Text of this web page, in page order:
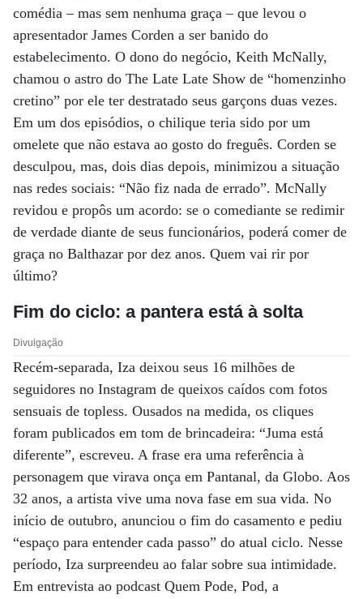
comédia – mas sem nenhuma graça – que levou o
apresentador James Corden a ser banido do
estabelecimento. O dono do negócio, Keith McNally,
chamou o astro do The Late Late Show de “homenzinho
cretino” por ele ter destratado seus garçons duas vezes.
Em um dos episódios, o chilique teria sido por um
omelete que não estava ao gosto do freguês. Corden se
desculpou, mas, dois dias depois, minimizou a situação
nas redes sociais: “Não fiz nada de errado”. McNally
revidou e propôs um acordo: se o comediante se redimir
de verdade diante de seus funcionários, poderá comer de
graça no Balthazar por dez anos. Quem vai rir por
último?
Fim do ciclo: a pantera está à solta
Divulgação
Recém-separada, Iza deixou seus 16 milhões de
seguidores no Instagram de queixos caídos com fotos
sensuais de topless. Ousados na medida, os cliques
foram publicados em tom de brincadeira: “Juma está
diferente”, escreveu. A frase era uma referência à
personagem que virava onça em Pantanal, da Globo. Aos
32 anos, a artista vive uma nova fase em sua vida. No
início de outubro, anunciou o fim do casamento e pediu
“espaço para entender cada passo” do atual ciclo. Nesse
período, Iza surpreendeu ao falar sobre sua intimidade.
Em entrevista ao podcast Quem Pode, Pod, a